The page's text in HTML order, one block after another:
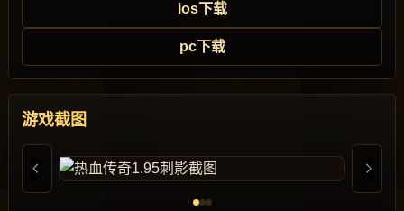
ios下载
pc下载
游戏截图